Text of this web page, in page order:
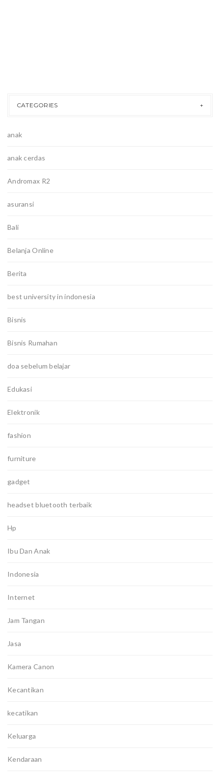
CATEGORIES
anak
anak cerdas
Andromax R2
asuransi
Bali
Belanja Online
Berita
best university in indonesia
Bisnis
Bisnis Rumahan
doa sebelum belajar
Edukasi
Elektronik
fashion
furniture
gadget
headset bluetooth terbaik
Hp
Ibu Dan Anak
Indonesia
Internet
Jam Tangan
Jasa
Kamera Canon
Kecantikan
kecatikan
Keluarga
Kendaraan